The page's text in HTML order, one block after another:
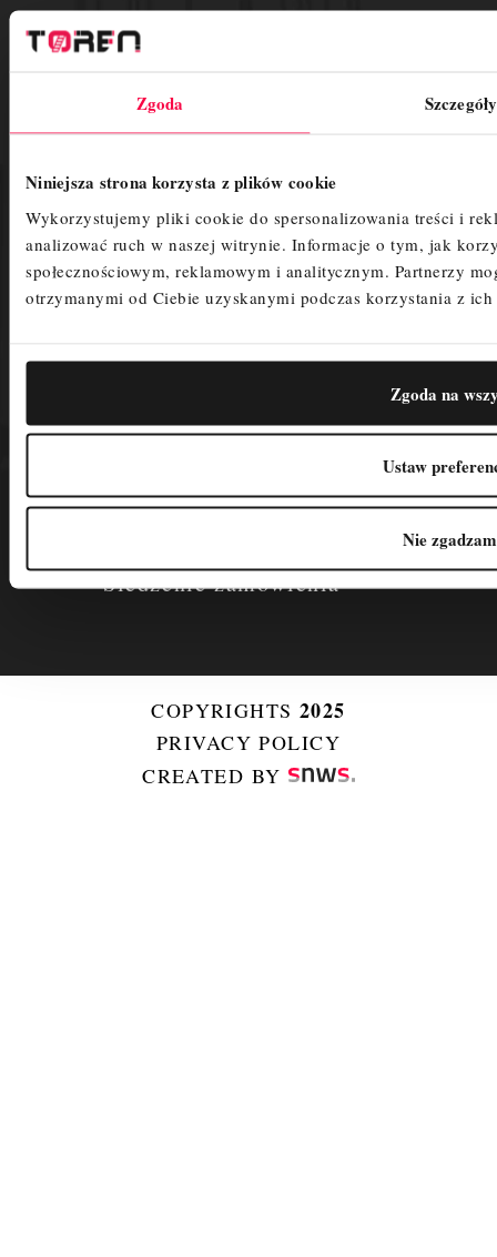
Zgoda Szczegóły
Niniejsza strona korzysta z plików cookie
Wykorzystujemy pliki cookie do spersonalizowania treści i
analizować ruch w naszej witrynie. Informacje o tym, jak
społecznościowym, reklamowym i analitycznym. Partnerzy
otrzymanymi od Ciebie uzyskanymi podczas korzystania z ich
Zgoda na
Ustaw
Nie
Płatność i dostawa
Aktualności
Płatności
Śledzenie zamówienia
Toren
87-600 Lipno
woj. kujawsko-pomorskie
Polska
NIP:4660423795
biuro@toren.com.pl
782-378-474
COPYRIGHTS 2025
PRIVACY POLICY
CREATED BY